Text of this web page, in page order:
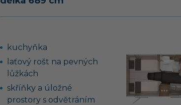
nerezovým dřezem a
skleněným krytem
litrů, ponorné čerpadlo
střešní okno HEKI II
příprava pro TV a rádio
vč. reproduktorů
kuchyňka
laťový rošt na pevných
lůžkách
skříňky a úložné
prostory s odvětráním